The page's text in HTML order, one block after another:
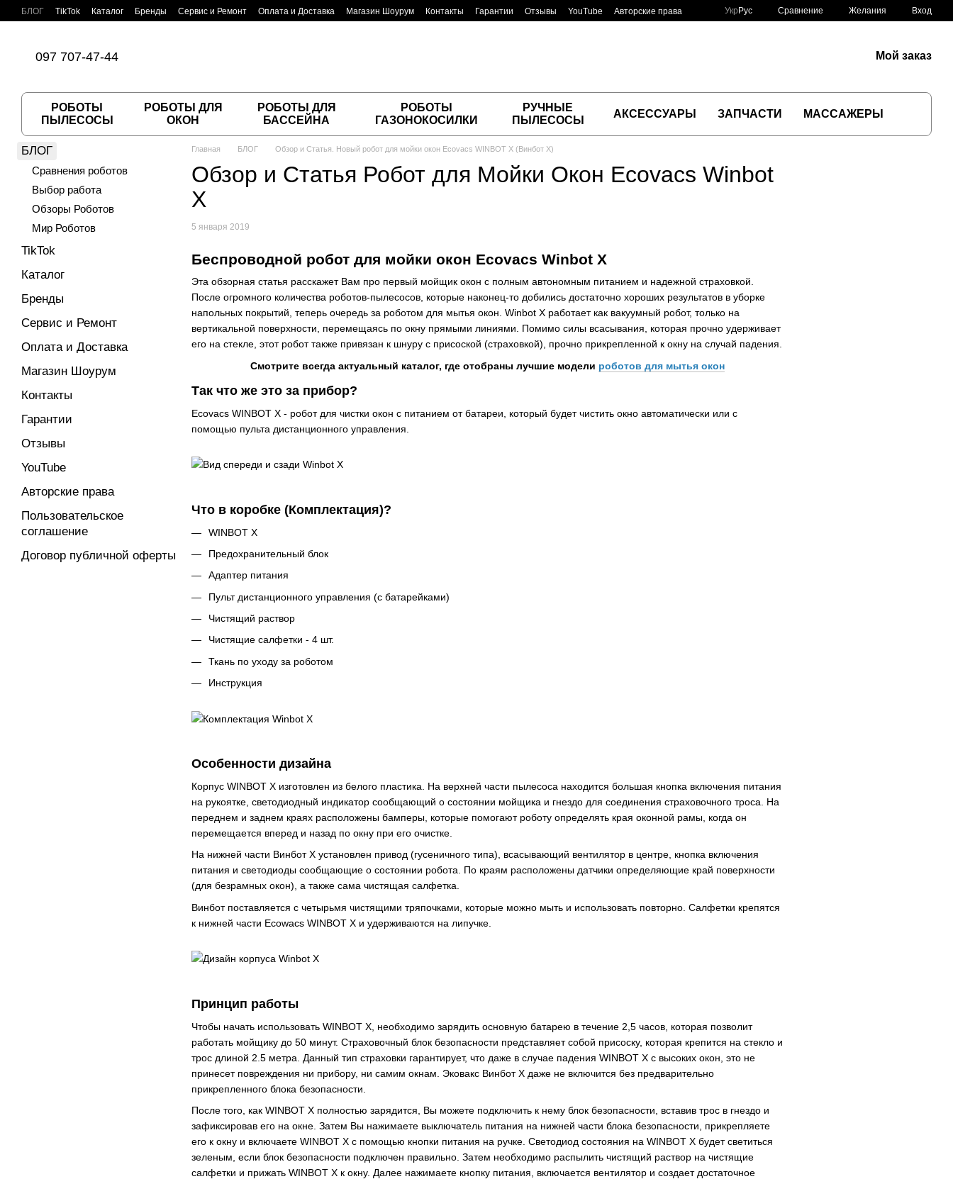
Перейти к основному контенту
БЛОГ TikTok Каталог Бренды Сервис и Ремонт Оплата и Доставка Магазин Шоурум Контакты Гарантии Отзывы YouTube
Авторские права
Укр Рус Сравнение Желания Вход
097 707-47-44 Мой заказ
РОБОТЫ
ПЫЛЕСОСЫ
РОБОТЫ ДЛЯ
ОКОН
РОБОТЫ ДЛЯ
БАССЕЙНА
РОБОТЫ
ГАЗОНОКОСИЛКИ
РУЧНЫЕ
ПЫЛЕСОСЫ
АКСЕССУАРЫ ЗАПЧАСТИ МАССАЖЕРЫ
Главная БЛОГ Обзор и Статья. Новый робот для мойки окон Ecovacs WINBOT X (Винбот Х)
Обзор и Статья Робот для Мойки Окон Ecovacs Winbot
X
5 января 2019
Беспроводной робот для мойки окон Ecovacs Winbot X
Эта обзорная статья расскажет Вам про первый мойщик окон с полным автономным питанием и надежной страховкой.
После огромного количества роботов-пылесосов, которые наконец-то добились достаточно хороших результатов в уборке
напольных покрытий, теперь очередь за роботом для мытья окон. Winbot X работает как вакуумный робот, только на
вертикальной поверхности, перемещаясь по окну прямыми линиями. Помимо силы всасывания, которая прочно удерживает
его на стекле, этот робот также привязан к шнуру с присоской (страховкой), прочно прикрепленной к окну на случай падения.
Смотрите всегда актуальный каталог, где отобраны лучшие модели роботов для мытья окон
Так что же это за прибор?
Ecovacs WINBOT X - робот для чистки окон с питанием от батареи, который будет чистить окно автоматически или с
помощью пульта дистанционного управления.
Что в коробке (Комплектация)?
WINBOT X
Предохранительный блок
Адаптер питания
Пульт дистанционного управления (с батарейками)
Чистящий раствор
Чистящие салфетки - 4 шт.
Ткань по уходу за роботом
Инструкция
Особенности дизайна
Корпус WINBOT X изготовлен из белого пластика. На верхней части пылесоса находится большая кнопка включения питания
на рукоятке, светодиодный индикатор сообщающий о состоянии мойщика и гнездо для соединения страховочного троса. На
переднем и заднем краях расположены бамперы, которые помогают роботу определять края оконной рамы, когда он
перемещается вперед и назад по окну при его очистке.
На нижней части Винбот Х установлен привод (гусеничного типа), всасывающий вентилятор в центре, кнопка включения
питания и светодиоды сообщающие о состоянии робота. По краям расположены датчики определяющие край поверхности
(для безрамных окон), а также сама чистящая салфетка.
Винбот поставляется с четырьмя чистящими тряпочками, которые можно мыть и использовать повторно. Салфетки крепятся
к нижней части Ecowacs WINBOT X и удерживаются на липучке.
Принцип работы
Чтобы начать использовать WINBOT X, необходимо зарядить основную батарею в течение 2,5 часов, которая позволит
работать мойщику до 50 минут. Страховочный блок безопасности представляет собой присоску, которая крепится на стекло и
трос длиной 2.5 метра. Данный тип страховки гарантирует, что даже в случае падения WINBOT X с высоких окон, это не
принесет повреждения ни прибору, ни самим окнам. Эковакс Винбот Х даже не включится без предварительно
прикрепленного блока безопасности.
После того, как WINBOT X полностью зарядится, Вы можете подключить к нему блок безопасности, вставив трос в гнездо и
зафиксировав его на окне. Затем Вы нажимаете выключатель питания на нижней части блока безопасности, прикрепляете
его к окну и включаете WINBOT X с помощью кнопки питания на ручке. Светодиод состояния на WINBOT X будет светиться
зеленым, если блок безопасности подключен правильно. Затем необходимо распылить чистящий раствор на чистящие
салфетки и прижать WINBOT X к окну. Далее нажимаете кнопку питания, включается вентилятор и создает достаточное
БЛОГ
Сравнения роботов
Выбор работа
Обзоры Роботов
Мир Роботов
TikTok
Каталог
Бренды
Сервис и Ремонт
Оплата и Доставка
Магазин Шоурум
Контакты
Гарантии
Отзывы
YouTube
Авторские права
Пользовательское
соглашение
Договор публичной оферты